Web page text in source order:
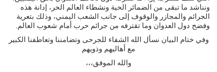
ونناشد ما تبقى من الضمائر الحية ونشطاء العالم الحر، إدانة هذه
الجرائم والمجازر والوقوف إلى جانب الشعب اليمني، وذلك بتعرية
وفضح دول العدوان وما تقترفه من جرائم حرب أمام شعوب العالم.
وفي ختام البيان نسأل الله الشفاء للجرحى وتضامننا وتعاطفنا الكبير
مع أهاليهم وذويهم
والله الموفق،،،